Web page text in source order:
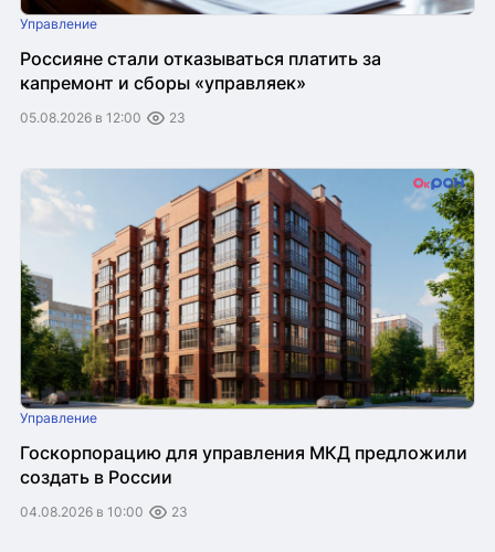
Управление
Россияне стали отказываться платить за
капремонт и сборы «управляек»
05.08.2026 в 12:00 23
Управление
Госкорпорацию для управления МКД предложили
создать в России
04.08.2026 в 10:00 23